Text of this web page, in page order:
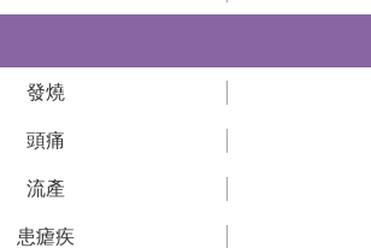
發燒
頭痛
流產
患瘧疾